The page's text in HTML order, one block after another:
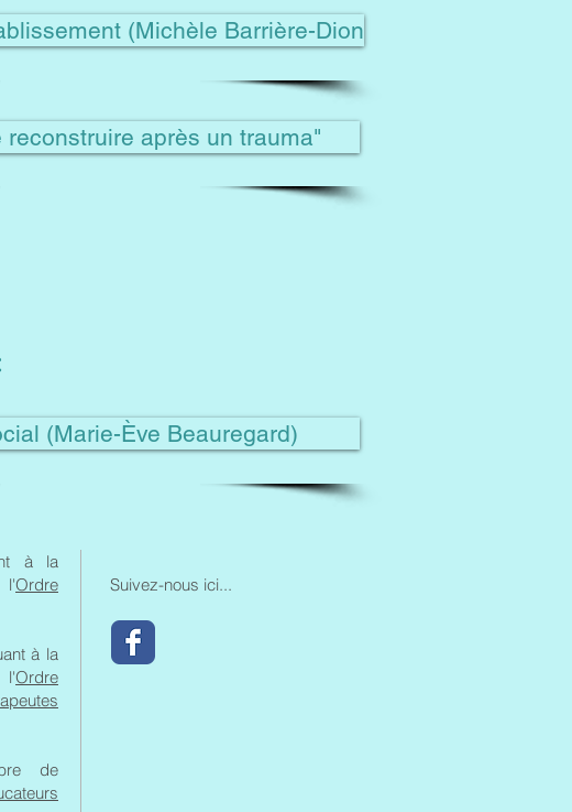
(Michèle Barrière-Dion
reconstruire après un trauma"
(Marie-Ève Beauregard)
à la
l'Ordre
à la
l'Ordre
de
Suivez-nous ici...